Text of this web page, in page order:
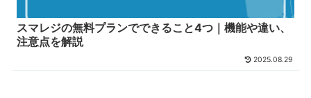
スマレジの無料プランでできること4つ｜機能や違い、
注意点を解説
2025.08.29